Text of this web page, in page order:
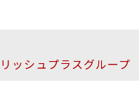
ッシュプラスグループ